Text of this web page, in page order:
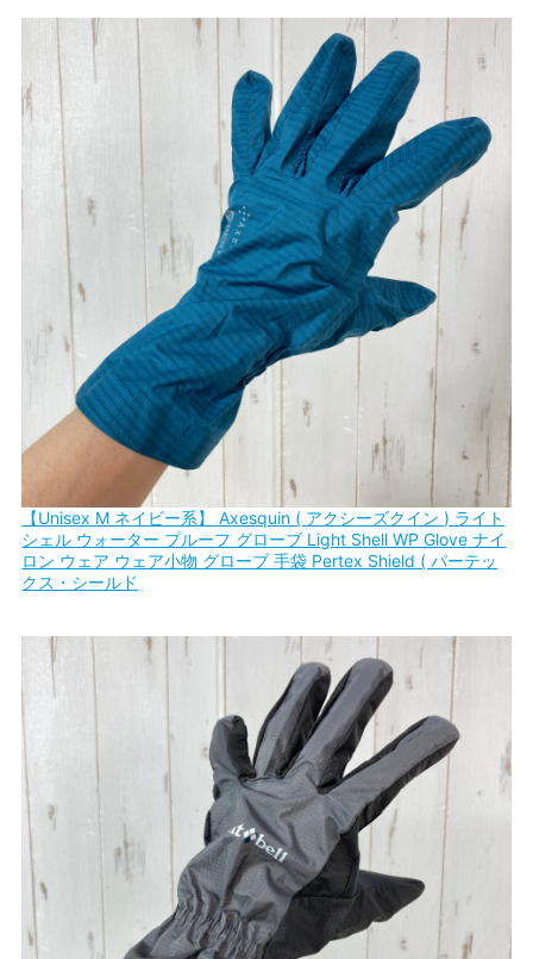
【Unisex M ネイビー系】 Axesquin ( アクシーズクイン ) ライト
シェル ウォーター プルーフ グローブ Light Shell WP Glove ナイ
ロン ウェア ウェア小物 グローブ 手袋 Pertex Shield ( パーテッ
クス・シールド